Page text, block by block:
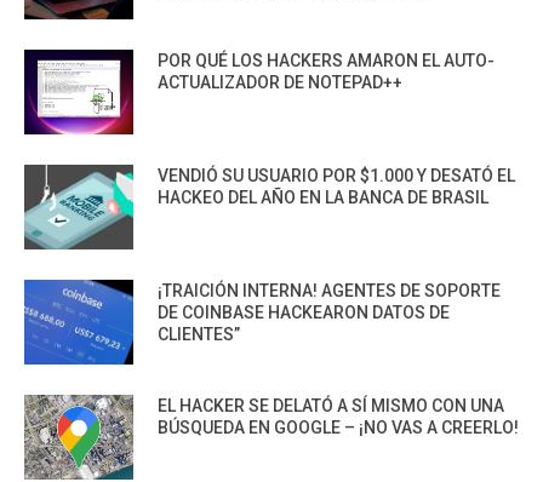
POR QUÉ LOS HACKERS AMARON EL AUTO-
ACTUALIZADOR DE NOTEPAD++
VENDIÓ SU USUARIO POR $1.000 Y DESATÓ EL
HACKEO DEL AÑO EN LA BANCA DE BRASIL
¡TRAICIÓN INTERNA! AGENTES DE SOPORTE
DE COINBASE HACKEARON DATOS DE
CLIENTES”
EL HACKER SE DELATÓ A SÍ MISMO CON UNA
BÚSQUEDA EN GOOGLE – ¡NO VAS A CREERLO!